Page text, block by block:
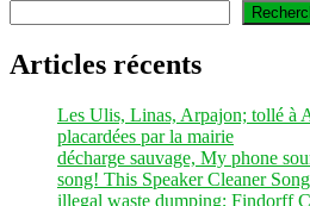
Articles récents
Les Ulis, Linas, Arpajon; tollé à
placardées par la mairie
décharge sauvage, My phone
song! This Speaker Cleaner
illegal waste dumping; Findorff